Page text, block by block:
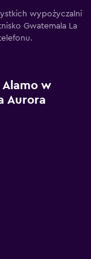
wypożyczalni
Gwatemala La
Alamo w
Aurora